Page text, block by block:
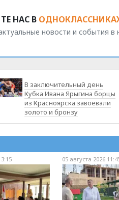
НАС В
новости и события в
В заключительный день
Кубка Ивана Ярыгина борцы
из Красноярска завоевали
золото и бронзу
05 августа 2026